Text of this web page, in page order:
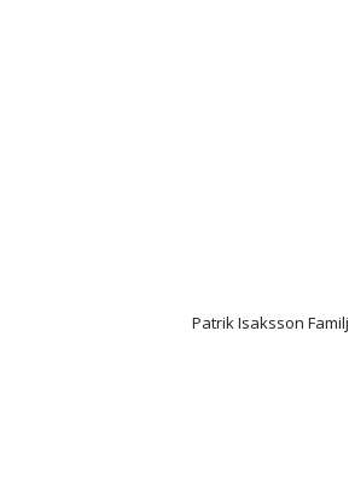
Patrik Isaksson Familj